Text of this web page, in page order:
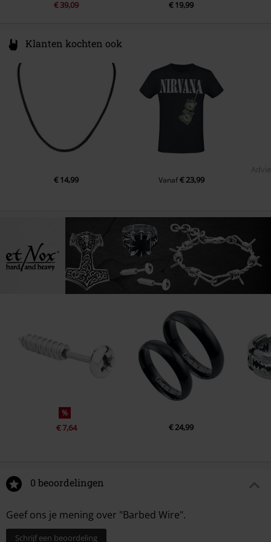
€ 39,09
€ 19,99
Klanten kochten ook
€ 14,99 Vanaf€ 23,99
%
€ 7,64 € 24,99
0 beoordelingen
Geef ons je mening over "Barbed Wire".
Schrijf een beoordeling